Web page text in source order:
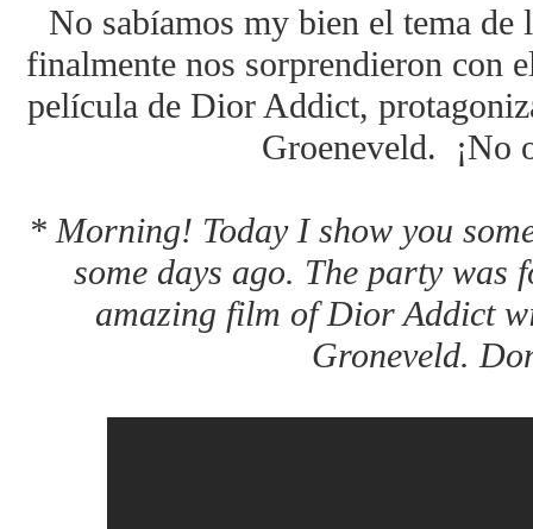
No sabíamos my bien el tema de
finalmente nos sorprendieron con
película de Dior Addict,
Groeneveld. ¡No
* Morning! Today I show you
some days ago. The party was
amazing film of Dior Addict
Groneveld.